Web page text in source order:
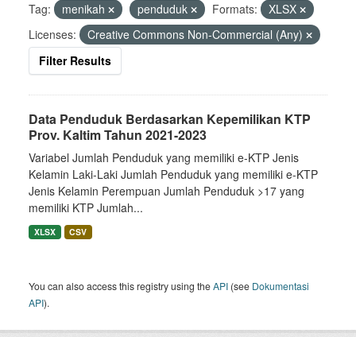
Tag:
menikah penduduk Formats:
XLSX
Licenses:
Creative Commons Non-Commercial (Any)
Filter Results
Data Penduduk Berdasarkan Kepemilikan KTP
Prov. Kaltim Tahun 2021-2023
Variabel Jumlah Penduduk yang memiliki e-KTP Jenis
Kelamin Laki-Laki Jumlah Penduduk yang memiliki e-KTP
Jenis Kelamin Perempuan Jumlah Penduduk >17 yang
memiliki KTP Jumlah...
XLSX CSV
You can also access this registry using theAPI (see Dokumentasi
API).